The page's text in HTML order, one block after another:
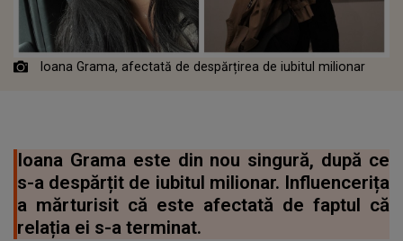
Ioana Grama, afectată de despărțirea de iubitul milionar
Ioana Grama este din nou singură, după ce
s-a despărțit de iubitul milionar. Influencerița
a mărturisit că este afectată de faptul că
relația ei s-a terminat.